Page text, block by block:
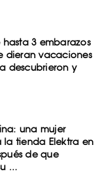
hasta 3 embarazos
dieran vacaciones
descubrieron y
una mujer
tienda Elektra en
de que
...